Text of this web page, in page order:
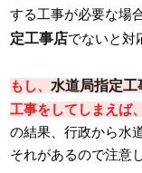
する工事が必要な場
定工事店でないと対
もし、水道局指定工
工事をしてしまえば
の結果、行政から水
それがあるので注意